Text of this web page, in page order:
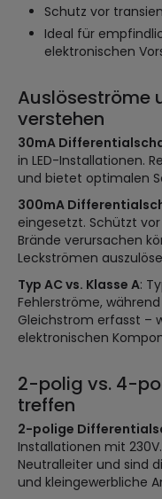
Schutz vor
Ideal für
elektronischen
Auslöseströme
verstehen
30mA
in LED-Installationen.
und bietet optimalen
300mA
eingesetzt. Schützt
Brände verursachen
Leckströmen
Typ AC vs. Klasse A:
Fehlerströme,
Gleichstrom erfasst –
elektronischen
2-polig vs. 4-
treffen
2-polige
Installationen mit
Neutralleiter und sind
und kleingewerbliche